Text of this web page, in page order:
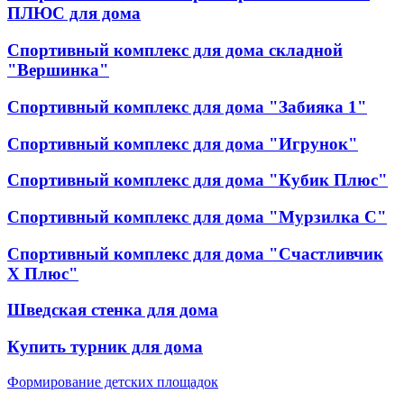
ПЛЮС для дома
Спортивный комплекс для дома складной
"Вершинка"
Спортивный комплекс для дома "Забияка 1"
Спортивный комплекс для дома "Игрунок"
Спортивный комплекс для дома "Кубик Плюс"
Спортивный комплекс для дома "Мурзилка С"
Спортивный комплекс для дома "Счастливчик
Х Плюс"
Шведская стенка для дома
Купить турник для дома
Формирование детских площадок